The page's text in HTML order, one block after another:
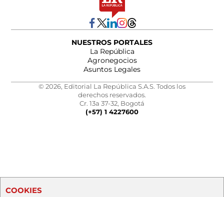
NUESTROS PORTALES
La República
Agronegocios
Asuntos Legales
© 2026, Editorial La República S.A.S. Todos los
derechos reservados.
Cr. 13a 37-32, Bogotá
(+57) 1 4227600
COOKIES